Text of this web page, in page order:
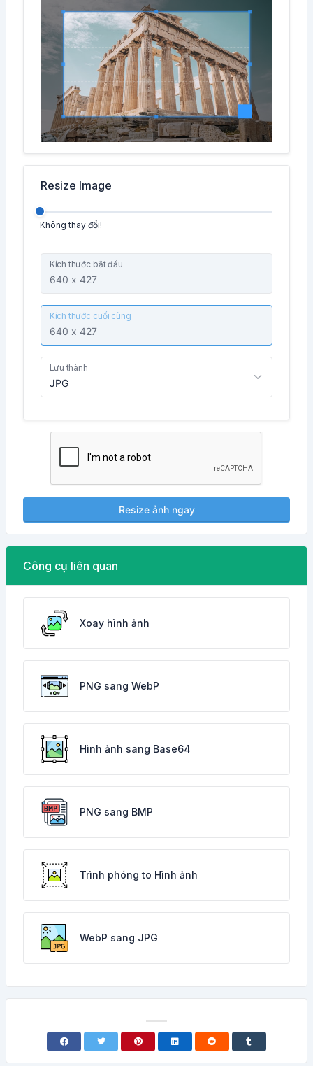
Resize Image
Không thay đổi!
Kích thước bắt đầu
Kích thước cuối cùng
Lưu thành
Resize ảnh ngay
Công cụ liên quan
Xoay hình ảnh
PNG sang WebP
Hình ảnh sang Base64
PNG sang BMP
Trình phóng to Hình ảnh
WebP sang JPG